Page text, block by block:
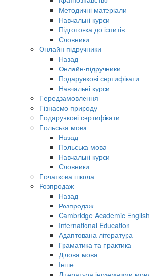
Методичні матеріали
Навчальні курси
Підготовка до іспитів
Словники
Онлайн-підручники
Назад
Онлайн-підручники
Подарункові сертифікати
Навчальні курси
Передзамовлення
Пізнаємо природу
Подарункові сертифікати
Польська мова
Назад
Польська мова
Навчальні курси
Словники
Початкова школа
Розпродаж
Назад
Розпродаж
Cambridge Academic English
International Education
Адаптована література
Граматика та практика
Ділова мова
Інше
Література іноземними